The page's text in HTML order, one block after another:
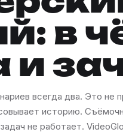
в
и
всегда два. Это не
историю.
не работает.